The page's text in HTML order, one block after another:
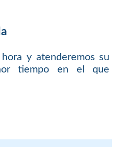
y atenderemos su
tiempo en el que